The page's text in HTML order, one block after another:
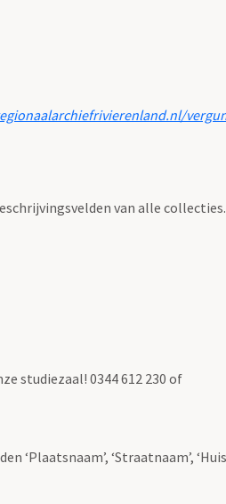
van alle
studiezaal! 0344 612 230 of
‘Straatnaam’,